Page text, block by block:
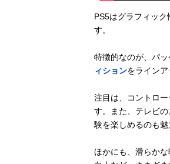
PS5はグラフィッ
す。
特徴的なのが、パ
ィションをラインア
注目は、コントロ
す。また、テレビ
験を楽しめるのも魅
ほかにも、滑らか